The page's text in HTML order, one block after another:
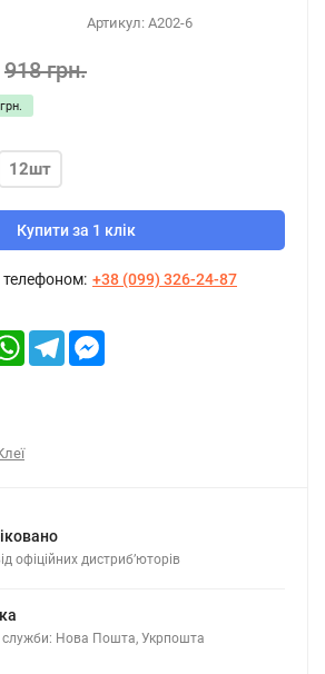
Артикул: A202-6
918 грн.
12шт
Купити за 1 клік
+38 (099) 326-24-87
WhatsApp
Telegram
офіційних дистриб’юторів
служби: Нова Пошта, Укрпошта